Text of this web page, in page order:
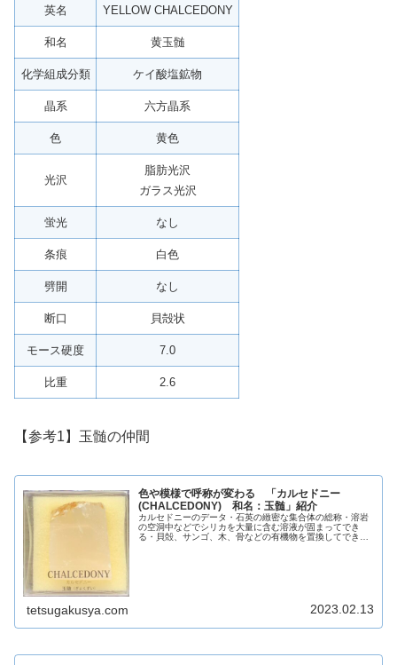
英名 YELLOW CHALCEDONY
和名 黄玉髄
化学組成分類 ケイ酸塩鉱物
晶系 六方晶系
色 黄色
光沢
脂肪光沢
ガラス光沢
蛍光 なし
条痕 白色
劈開 なし
断口 貝殻状
モース硬度 7.0
比重 2.6
【参考1】玉髄の仲間
色や模様で呼称が変わる 「カルセドニー
(CHALCEDONY) 和名：玉髄」紹介
カルセドニーのデータ・石英の緻密な集合体の総称・溶岩
の空洞中などでシリカを大量に含む溶液が固まってでき
る・貝殻、サンゴ、木、骨などの有機物を置換してできる
tetsugakusya.com 2023.02.13